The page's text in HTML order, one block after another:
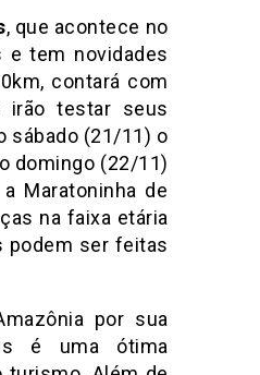
, que acontece no
e tem novidades
contará com
irão testar seus
sábado (21/11) o
domingo (22/11)
Maratoninha de
na faixa etária
podem ser feitas
por sua
é uma ótima